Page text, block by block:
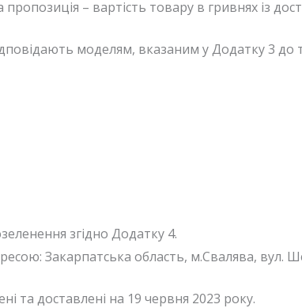
– вартість товару в гривнях із
моделям, вказаним у Додатку 3 до
згідно Додатку 4.
Закарпатська область, м.Свалява, вул.
та доставлені на 19 червня 2023 року.